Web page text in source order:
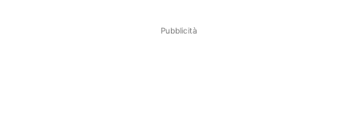
Pubblicità